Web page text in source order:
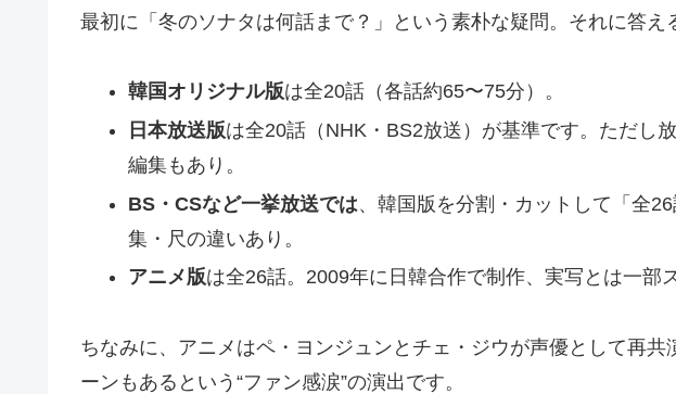
最初に「冬のソナタは何話まで？」という素朴な疑問。それに答
韓国オリジナル版は全20話（各話約65〜75分）。
日本放送版は全20話（NHK・BS2放送）が基準です。ただし
編集もあり。
BS・CSなど一挙放送では、韓国版を分割・カットして「全
集・尺の違いあり。
アニメ版は全26話。2009年に日韓合作で制作、実写とは一部
ちなみに、アニメはペ・ヨンジュンとチェ・ジウが声優として再共
ーンもあるという“ファン感涙”の演出です。